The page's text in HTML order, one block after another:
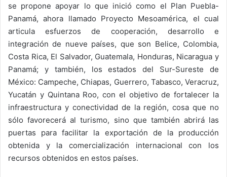
se propone apoyar lo que inició como el Plan Puebla-
Panamá, ahora llamado Proyecto Mesoamérica, el cual
articula esfuerzos de cooperación, desarrollo e
integración de nueve países, que son Belice, Colombia,
Costa Rica, El Salvador, Guatemala, Honduras, Nicaragua y
Panamá; y también, los estados del Sur-Sureste de
México: Campeche, Chiapas, Guerrero, Tabasco, Veracruz,
Yucatán y Quintana Roo, con el objetivo de fortalecer la
infraestructura y conectividad de la región, cosa que no
sólo favorecerá al turismo, sino que también abrirá las
puertas para facilitar la exportación de la producción
obtenida y la comercialización internacional con los
recursos obtenidos en estos países.